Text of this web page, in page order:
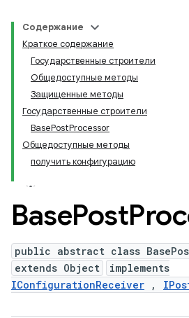
Содержание
Краткое содержание
Государственные строители
Общедоступные методы
Защищенные методы
Государственные строители
BasePostProcessor
Общедоступные методы
получить конфигурацию
BasePost
public abstract class
extends Object
implements
IConfigurationReceiver ,